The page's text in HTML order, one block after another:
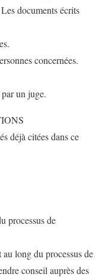
documents écrits
concernées.
un juge.
déjà citées dans ce
processus de
long du processus de
conseil auprès des